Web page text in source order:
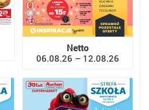
Netto
06.08.26 – 12.08.26